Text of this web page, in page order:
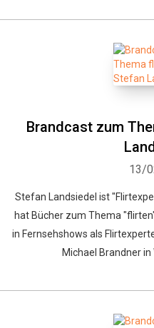
Brandcast zum
13/
Stefan Landsiedel ist
hat Bücher zum Thema
in Fernsehshows als
Michael Brandner